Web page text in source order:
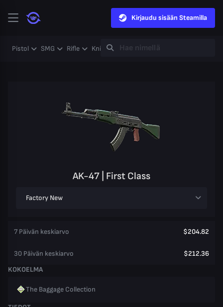
Kirjaudu sisään Steamilla
Pistol SMG Rifle Knife Gloves Heavy
AK-47 | First Class
Factory New
7 Päivän keskiarvo $204.82
30 Päivän keskiarvo
$212.36
KOKOELMA
The Baggage Collection